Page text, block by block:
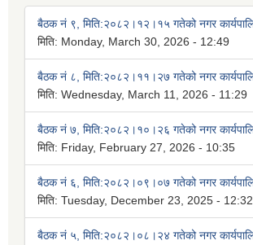
मिति: Monday, March 30, 2026 - 12:49
मिति: Wednesday, March 11, 2026 - 11:29
मिति: Friday, February 27, 2026 - 10:35
मिति: Tuesday, December 23, 2025 - 12:32